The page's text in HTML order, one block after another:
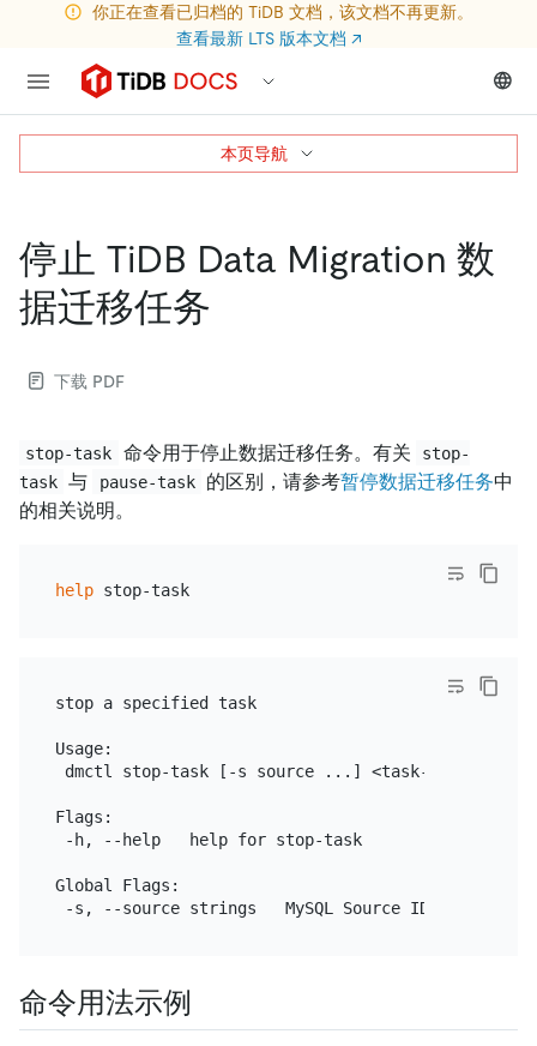
你正在查看已归档的 TiDB 文档，该文档不再更新。
查看最新 LTS 版本文档 ↗
停止 TiDB Data Migration 数
据迁移任务
下载 PDF
stop-task 命令用于停止数据迁移任务。有关
stop-
task 与 pause-task 的区别，请参考暂停数据迁移任务中
的相关说明。
help stop-task
stop a specified task
Usage:
dmctl stop-task [-s source ...] <task-name |
Flags:
-h, --help   help for stop-task
Global Flags:
命令用法示例
本页导航